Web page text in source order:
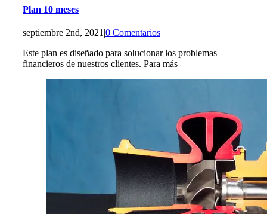
Plan 10 meses
septiembre 2nd, 2021 |0 Comentarios
Este plan es diseñado para solucionar los problemas
financieros de nuestros clientes. Para más